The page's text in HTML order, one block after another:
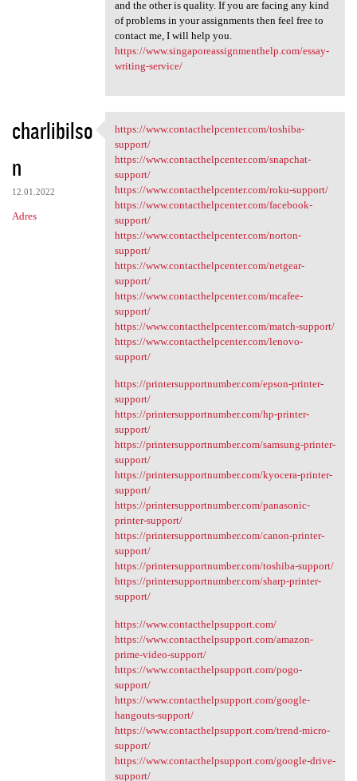
and the other is quality. If you are facing any kind
of problems in your assignments then feel free to
contact me, I will help you.
https://www.singaporeassignmenthelp.com/essay-
writing-service/
charlibilso
n
12.01.2022
Adres
https://www.contacthelpcenter
https://www.contacthelpcenter.com/toshiba-
support/
https://www.contacthelpcenter.com/snapchat-
support/
https://www.contacthelpcenter.com/roku-support/
https://www.contacthelpcenter.com/facebook-
support/
https://www.contacthelpcenter.com/norton-
support/
https://www.contacthelpcenter.com/netgear-
support/
https://www.contacthelpcenter.com/mcafee-
support/
https://www.contacthelpcenter.com/match-support/
https://www.contacthelpcenter.com/lenovo-
support/
https://printersupportnumber.com/epson-printer-
support/
https://printersupportnumber.com/hp-printer-
support/
https://printersupportnumber.com/samsung-printer-
support/
https://printersupportnumber.com/kyocera-printer-
support/
https://printersupportnumber.com/panasonic-
printer-support/
https://printersupportnumber.com/canon-printer-
support/
https://printersupportnumber.com/toshiba-support/
https://printersupportnumber.com/sharp-printer-
support/
https://www.contacthelpsupport.com/
https://www.contacthelpsupport.com/amazon-
prime-video-support/
https://www.contacthelpsupport.com/pogo-
support/
https://www.contacthelpsupport.com/google-
hangouts-support/
https://www.contacthelpsupport.com/trend-micro-
support/
https://www.contacthelpsupport.com/google-drive-
support/